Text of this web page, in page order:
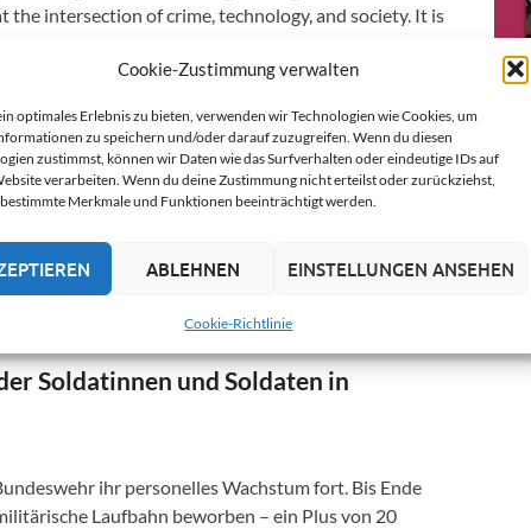
Cookie-Zustimmung verwalten
optimales Erlebnis zu bieten, verwenden wir Technologien wie Cookies, um
zu speichern und/oder darauf zuzugreifen. Wenn du diesen
zustimmst, können wir Daten wie das Surfverhalten oder eindeutige IDs auf
verarbeiten. Wenn du deine Zustimmung nicht erteilst oder zurückziehst,
Merkmale und Funktionen beeinträchtigt werden.
ABLEHNEN EINSTELLUNGEN ANSEHEN
Cookie-Richtlinie
intersection of crime, technology, and society. It is
excited about.
the Call for Chapters. Feel free to forward the
questions, please contact me!
Soldatinnen und Soldaten in
ihr personelles Wachstum fort. Bis Ende
Laufbahn beworben – ein Plus von 20